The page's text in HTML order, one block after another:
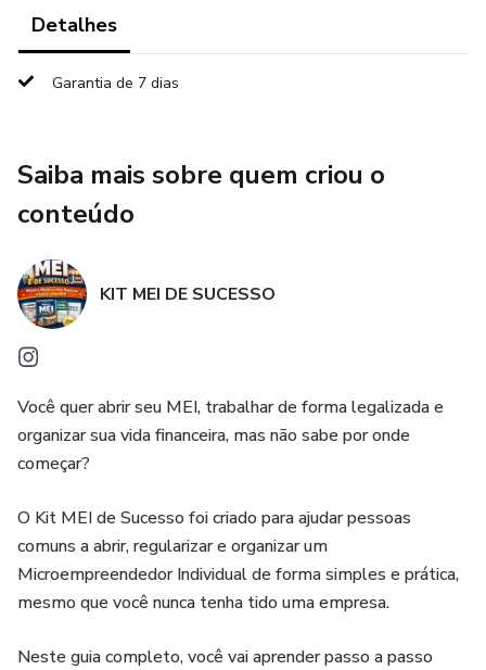
Detalhes
Garantia de 7 dias
Saiba mais sobre quem criou o
conteúdo
KIT MEI DE SUCESSO
Você quer abrir seu MEI, trabalhar de forma legalizada e
organizar sua vida financeira, mas não sabe por onde
começar?
O Kit MEI de Sucesso foi criado para ajudar pessoas
comuns a abrir, regularizar e organizar um
Microempreendedor Individual de forma simples e prática,
mesmo que você nunca tenha tido uma empresa.
Neste guia completo, você vai aprender passo a passo